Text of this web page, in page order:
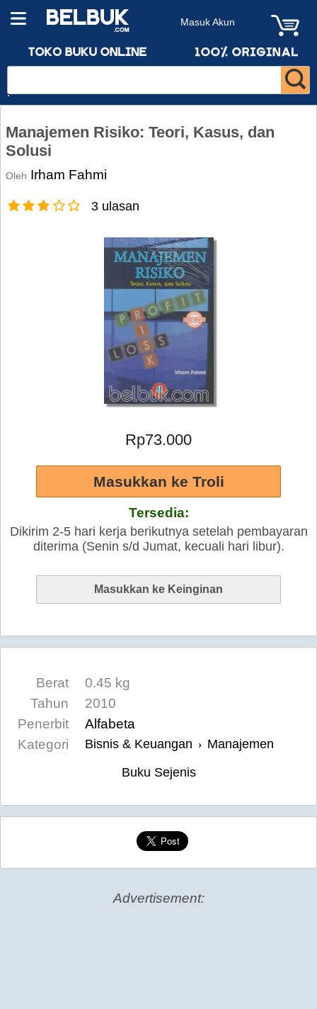
Masuk Akun
Manajemen Risiko: Teori, Kasus, dan
Solusi
Oleh Irham Fahmi
3 ulasan
Rp73.000
Tersedia:
Dikirim 2-5 hari kerja berikutnya setelah pembayaran
diterima (Senin s/d Jumat, kecuali hari libur).
Berat
0.45 kg
Tahun
2010
Penerbit
Alfabeta
Kategori
Bisnis & Keuangan › Manajemen
Buku Sejenis
Advertisement: